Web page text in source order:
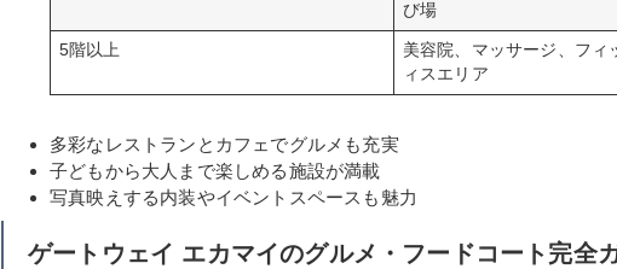
び場
5階以上
美容院、マッサージ、フィ
ィスエリア
多彩なレストランとカフェでグルメも充実
子どもから大人まで楽しめる施設が満載
写真映えする内装やイベントスペースも魅力
ゲートウェイ エカマイのグルメ・フードコート完全